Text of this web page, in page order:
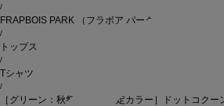
/
FRAPBOIS PARK （フラボア パーク）
/
トップス
/
Tシャツ
/
［グリーン：秋祭り2025限定カラー］ドットコクー